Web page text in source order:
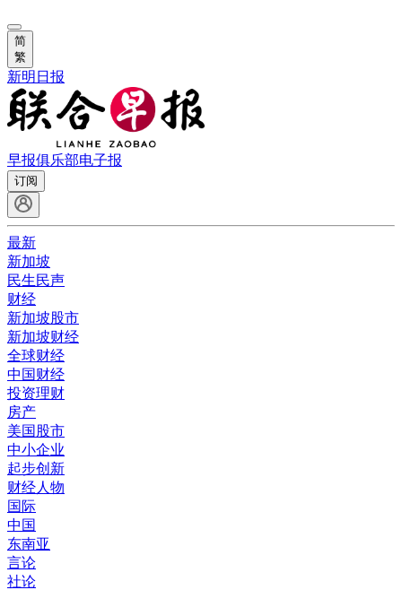
简
繁
新明日报
早报俱乐部电子报
订阅
最新
新加坡
民生民声
财经
新加坡股市
新加坡财经
全球财经
中国财经
投资理财
房产
美国股市
中小企业
起步创新
财经人物
国际
中国
东南亚
言论
社论